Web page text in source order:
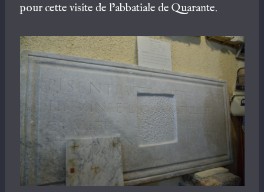
pour cette visite de l’abbatiale de Quarante.